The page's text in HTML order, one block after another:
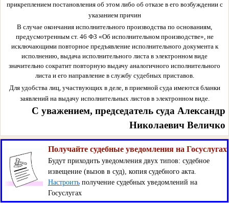
прикреплением постановления об этом либо об отказе в его возбуждении с
указанием причин
В случае окончания исполнительного производства по основаниям,
предусмотренным ст. 46 ФЗ «Об исполнительном производстве», не
исключающими повторное предъявление исполнительного документа к
исполнению, выдача исполнительного листа в электронном виде
значительно сократит повторную выдачу аналогичного исполнительного
листа и его направление в службу судебных приставов.
Для удобства лиц, участвующих в деле, в приемной суда имеются бланки
заявлений на выдачу исполнительных листов в электронном виде.
С уважением, председатель суда Александр
Николаевич Величко
Получайте судебные уведомления на Госуслугах
Будут приходить уведомления двух типов: судебное
извещение (вызов в суд), копия судебного акта.
Настроитьполучение судебных уведомлений на
Госуслугах